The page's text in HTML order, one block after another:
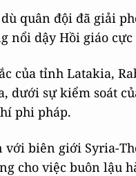
dù quân đội đã giải
nổi dậy Hồi giáo
của tỉnh Latakia,
dưới sự kiểm soát
phi pháp.
với biên giới Syria-
cho việc buôn lậu